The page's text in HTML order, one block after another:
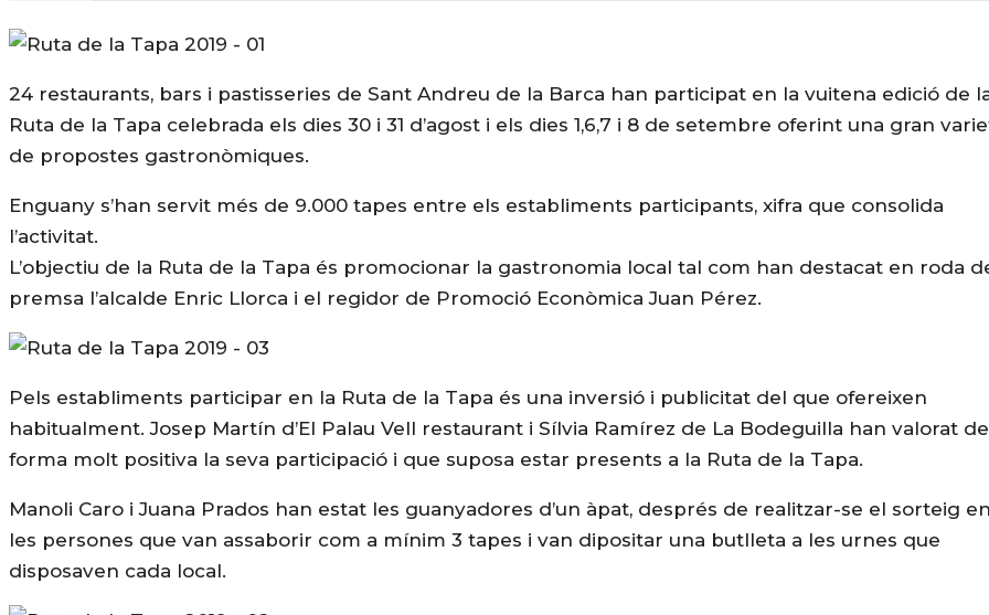
24 restaurants, bars i pastisseries de Sant Andreu de la Barca han participat en la vuitena edició de
Ruta de la Tapa celebrada els dies 30 i 31 d’agost i els dies 1,6,7 i 8 de setembre oferint una gran
de propostes gastronòmiques.
Enguany s’han servit més de 9.000 tapes entre els establiments participants, xifra que consolida
l’activitat.
L’objectiu de la Ruta de la Tapa és promocionar la gastronomia local tal com han destacat en roda
premsa l’alcalde Enric Llorca i el regidor de Promoció Econòmica Juan Pérez.
Pels establiments participar en la Ruta de la Tapa és una inversió i publicitat del que ofereixen
habitualment. Josep Martín d’El Palau Vell restaurant i Sílvia Ramírez de La Bodeguilla han valorat de
forma molt positiva la seva participació i que suposa estar presents a la Ruta de la Tapa.
Manoli Caro i Juana Prados han estat les guanyadores d’un àpat, després de realitzar-se el sorteig
les persones que van assaborir com a mínim 3 tapes i van dipositar una butlleta a les urnes que
disposaven cada local.